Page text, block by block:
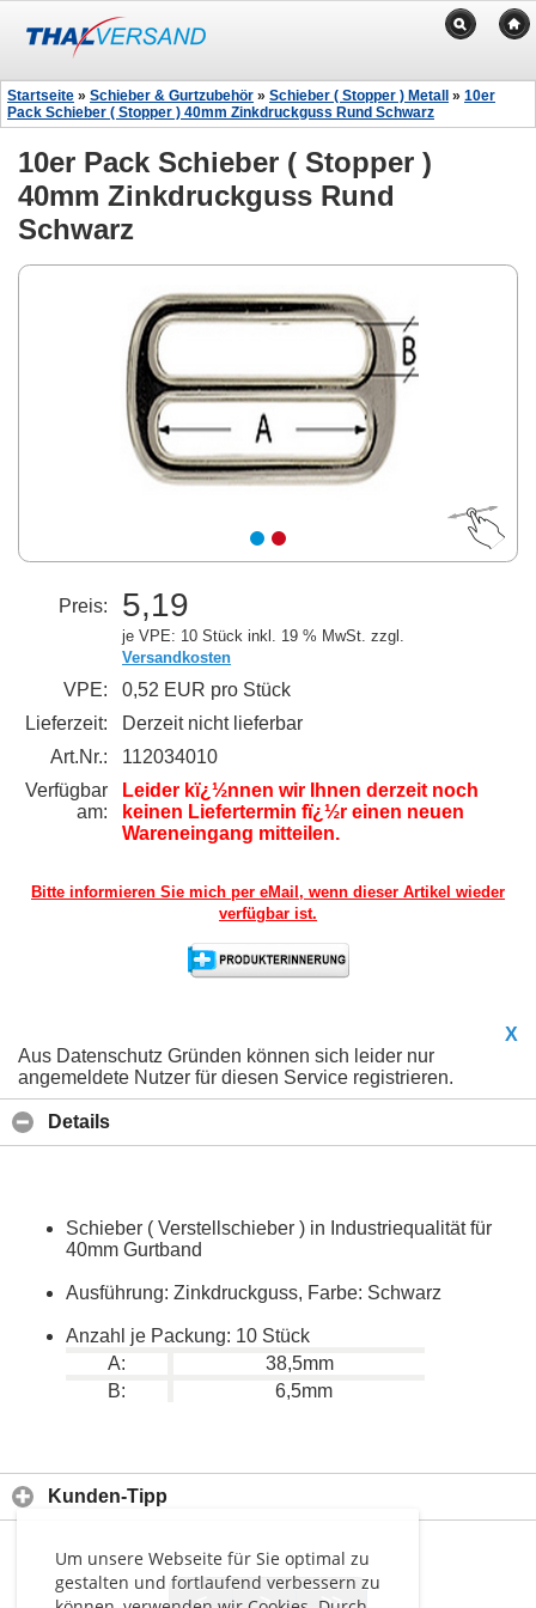
Um unsere Webseite für Sie optimal zu
gestalten und fortlaufend verbessern zu
Startseite » Schieber & Gurtzubehör » Schieber ( Stopper ) Metall » 10er
Pack Schieber ( Stopper ) 40mm Zinkdruckguss Rund Schwarz
10er Pack Schieber ( Stopper )
40mm Zinkdruckguss Rund
Schwarz
Preis: 5,19
je VPE: 10 Stück inkl. 19 % MwSt. zzgl.
Versandkosten
VPE:
0,52 EUR pro Stück
Lieferzeit:
Derzeit nicht lieferbar
Art.Nr.:
112034010
Verfügbar
am:
Leider kï¿½nnen wir Ihnen derzeit noch
keinen Liefertermin fï¿½r einen neuen
Wareneingang mitteilen.
Bitte informieren Sie mich per eMail, wenn dieser Artikel wieder
verfügbar ist.
X
Aus Datenschutz Gründen können sich leider nur
angemeldete Nutzer für diesen Service registrieren.
Details
Schieber ( Verstellschieber ) in Industriequalität für
40mm Gurtband
Ausführung: Zinkdruckguss, Farbe: Schwarz
Anzahl je Packung: 10 Stück
A:
38,5mm
B:
6,5mm
Kunden-Tipp
< > >>